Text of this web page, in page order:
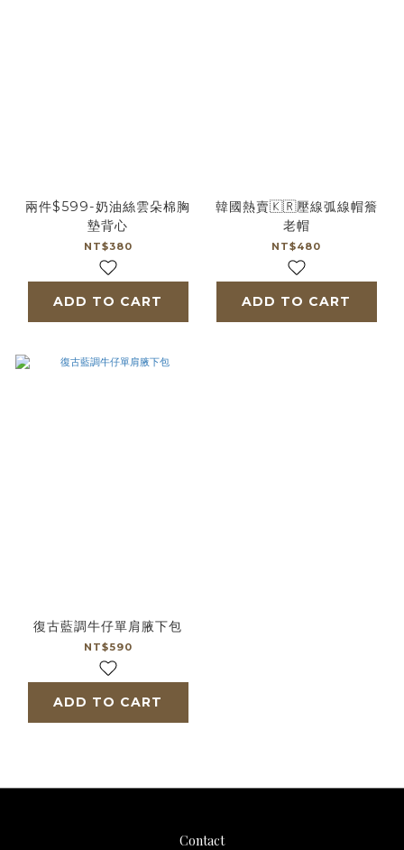
兩件$599-奶油絲雲朵棉胸
墊背心
NT$380
ADD TO CART
韓國熱賣🇰🇷壓線弧線帽簷
老帽
NT$480
ADD TO CART
復古藍調牛仔單肩腋下包
NT$590
ADD TO CART
Contact